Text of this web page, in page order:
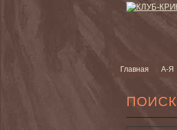
Главная А-Я
ПОИСК